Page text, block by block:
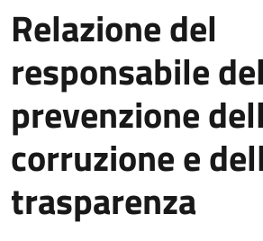
Relazione del
responsabile
prevenzione
corruzione e
trasparenza